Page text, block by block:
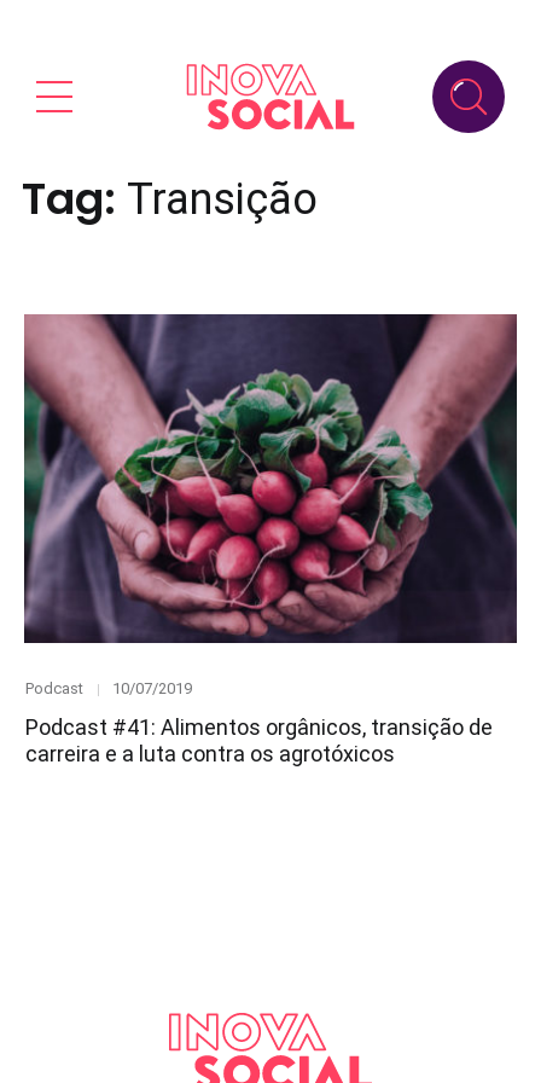
Tag: Transição
Category
Podcast
Posted
10/07/2019
Podcast #41: Alimentos orgânicos, transição de
carreira e a luta contra os agrotóxicos